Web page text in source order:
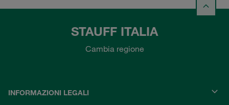
STAUFF ITALIA
Cambia regione
INFORMAZIONI LEGALI